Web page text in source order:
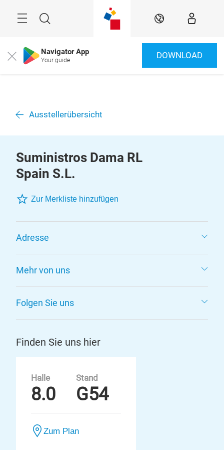
Suche DE
Close Navigator App
Your guide DOWNLOAD
Ausstellerübersicht
Suministros Dama RL
Spain S.L.
Zur Merkliste hinzufügen
Adresse
Mehr von uns
Folgen Sie uns
Finden Sie uns hier
Halle
8.0
Stand
G54
Zum Plan